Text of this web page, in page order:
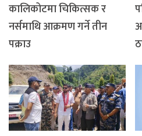
कालिकोटमा चिकित्सक र
नर्समाथि आक्रमण गर्ने तीन
पक्राउ